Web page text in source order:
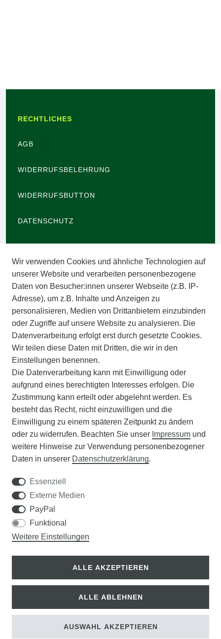
RECHTLICHES
AGB
WIDERRUFSBELEHRUNG
WIDERRUFSBUTTON
DATENSCHUTZ
IMPRESSUM
INFORMATIONEN
ZAHLUNGSARTEN
VERSAND
BATTERIEENTSORGUNG
VERANSTALTUNGEN
APOTHEKERSCHRANK
WISSENSWERTES
DER WEG ZUM TRAUMRASEN
Samen Rohde GmbH
© Copyright 2026 | Alle Rechte vorbehalten.
Wir verwenden Cookies und ähnliche Technologien auf
unserer Website und verarbeiten personenbezogene
Daten von Besucher:innen unserer Webseite (z.B. IP-
Adresse), um z.B. Inhalte und Anzeigen zu
personalisieren, Medien von Drittanbietern einzubinden
oder Zugriffe auf unsere Website zu analysieren. Die
Datenverarbeitung erfolgt erst durch gesetzte Cookies.
Wir teilen diese Daten mit Dritten, die wir in den
Einstellungen benennen.
Die Datenverarbeitung kann mit Einwilligung oder
aufgrund eines berechtigten Interesses erfolgen. Die
Zustimmung kann erteilt oder abgelehnt werden. Es
besteht das Recht, nicht einzuwilligen und die
Einwilligung zu einem späteren Zeitpunkt zu ändern
oder zu widerrufen. Beachten Sie unser Impressum und
weitere Hinweise zur Verwendung personenbezogener
Daten in unserer Daten­schutz­erklärung.
Essenziell
Externe Medien
PayPal
Funktional
Weitere Einstellungen
ALLE AKZEPTIEREN
ALLE ABLEHNEN
AUSWAHL AKZEPTIEREN